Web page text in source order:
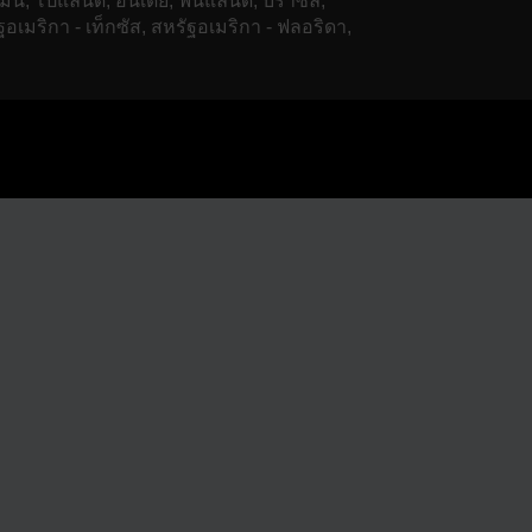
อเมริกา - เท็กซัส, สหรัฐอเมริกา - ฟลอริดา,